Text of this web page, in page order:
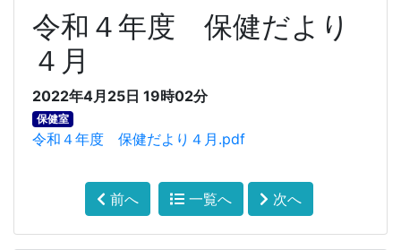
令和４年度 保健だより
４月
2022年4月25日 19時02分
保健室
令和４年度 保健だより４月.pdf
前へ 一覧へ 次へ